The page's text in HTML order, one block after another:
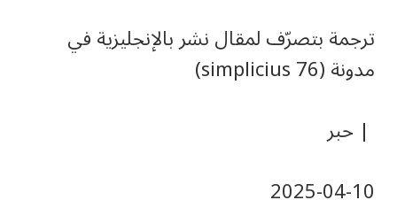
ترجمة بتصرّف لمقال نشر بالإنجليزية في
مدونة (simplicius 76)
| حبر
‎2025-‎04-‎10